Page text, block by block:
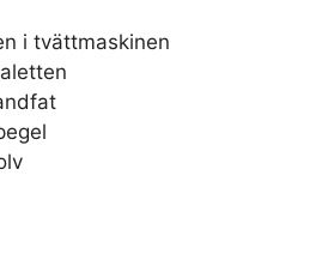
i tvättmaskinen